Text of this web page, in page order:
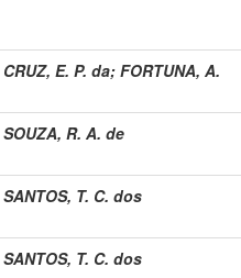
CRUZ, E. P. da; FORTUNA, A.
SOUZA, R. A. de
SANTOS, T. C. dos
SANTOS, T. C. dos